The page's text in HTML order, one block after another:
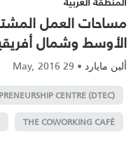
مساحات العمل
الأوسط وشمال
ألين مايارد •
29 May, 2016
CENTRE (DTEC)
THE COWORKING CAFÉ